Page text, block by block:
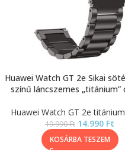
Huawei Watch GT 2e Sikai
színű láncszemes „titánium”
Huawei Watch GT 2e
19.990Ft 14.990 Ft
KOSÁRBA TESZEM